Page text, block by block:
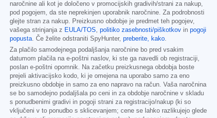
naročnine ali kot je določeno v promocijskih gradivih/strani za nakup,
pod pogojem, da ste neprekinjen uporabnik naročnine. Za podrobnosti
glejte stran za nakup. Preizkusno obdobje je predmet teh pogojev,
vašega strinjanja z EULA/TOS, politiko zasebnosti/piškotkov in pogoji
popusta. Če želite odstraniti SpyHunter, preberite, kako.
Za plačilo samodejnega podaljšanja naročnine bo pred vsakim
datumom plačila na e-poštni naslov, ki ste ga navedli ob registraciji,
poslan e-poštni opomnik. Na začetku preizkusnega obdobja boste
prejeli aktivacijsko kodo, ki je omejena na uporabo samo za eno
preizkusno obdobje in samo za eno napravo na račun. Vaša naročnina
se bo samodejno podaljšala po ceni in za obdobje naročnine v skladu
s ponudbenimi gradivi in pogoji strani za registracijo/nakup (ki so
vključeni v to ponudbo s sklicevanjem; cene se lahko razlikujejo glede